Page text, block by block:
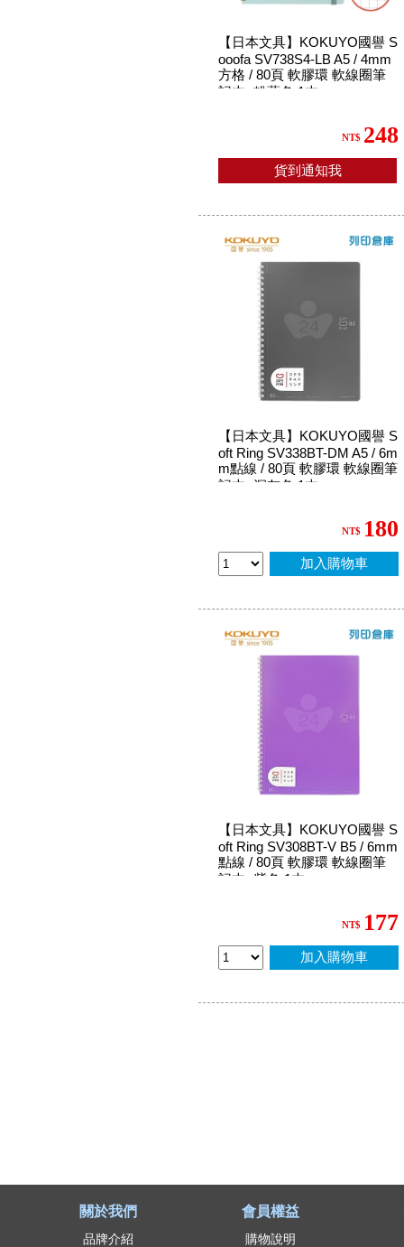
【日本文具】KOKUYO國譽 S
ooofa SV738S4-LB A5 / 4mm
方格 / 80頁 軟膠環 軟線圈筆
記本 -粉藍色 1本
NT$ 248
貨到通知我
【日本文具】KOKUYO國譽 S
oft Ring SV338BT-DM A5 / 6m
m點線 / 80頁 軟膠環 軟線圈筆
記本 -深灰色 1本
NT$ 180
加入購物車
【日本文具】KOKUYO國譽 S
oft Ring SV308BT-V B5 / 6mm
點線 / 80頁 軟膠環 軟線圈筆
記本 -紫色 1本
NT$ 177
加入購物車
關於我們
品牌介紹
會員權益
購物說明